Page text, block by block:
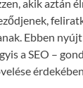
akik aztán
Ebben
a SEO –